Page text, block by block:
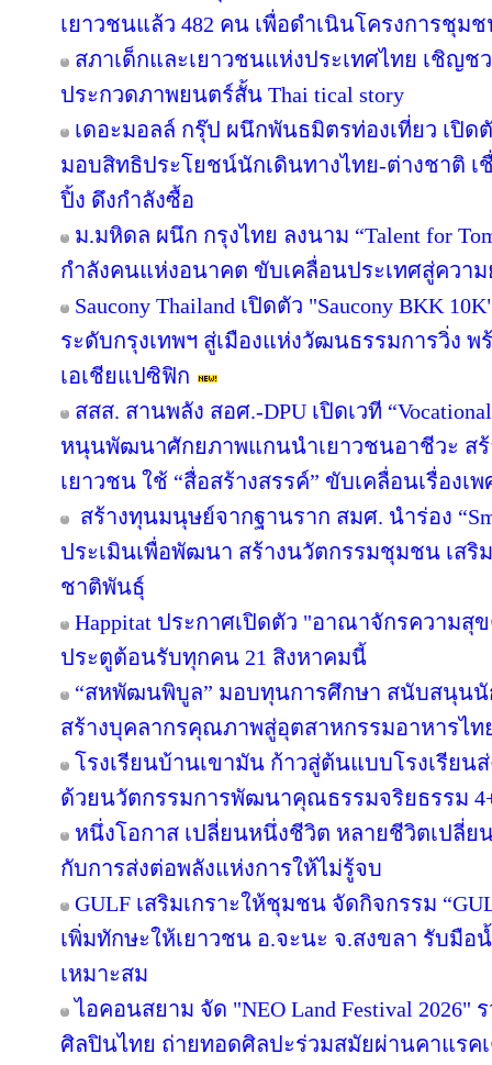
เยาวชนแล้ว 482 คน เพื่อดำเนินโครงการชุมช
สภาเด็กและเยาวชนแห่งประเทศไทย เชิญช
ประกวดภาพยนตร์สั้น Thai tical story
เดอะมอลล์ กรุ๊ป ผนึกพันธมิตรท่องเที่ยว เปิดตั
มอบสิทธิประโยชน์นักเดินทางไทย-ต่างชาติ เ
ปิ้ง ดึงกำลังซื้อ
ม.มหิดล ผนึก กรุงไทย ลงนาม “Talent for
กำลังคนแห่งอนาคต ขับเคลื่อนประเทศสู่ควา
Saucony Thailand เปิดตัว "Saucony BKK
ระดับกรุงเทพฯ สู่เมืองแห่งวัฒนธรรมการวิ่ง พ
เอเชียแปซิฟิก
สสส. สานพลัง สอศ.-DPU เปิดเวที “Vocational
หนุนพัฒนาศักยภาพแกนนำเยาวชนอาชีวะ ส
เยาวชน ใช้ “สื่อสร้างสรรค์” ขับเคลื่อนเรื่องเ
สร้างทุนมนุษย์จากฐานราก สมศ. นำร่อง
ประเมินเพื่อพัฒนา สร้างนวัตกรรมชุมชน เส
ชาติพันธุ์
Happitat ประกาศเปิดตัว "อาณาจักรความ
ประตูต้อนรับทุกคน 21 สิงหาคมนี้
“สหพัฒนพิบูล” มอบทุนการศึกษา สนับสนุนนั
สร้างบุคลากรคุณภาพสู่อุตสาหกรรมอาหารไท
โรงเรียนบ้านเขามัน ก้าวสู่ต้นแบบโรงเรียน
ด้วยนวัตกรรมการพัฒนาคุณธรรมจริยธรรม
หนึ่งโอกาส เปลี่ยนหนึ่งชีวิต หลายชีวิตเปลี่ย
กับการส่งต่อพลังแห่งการให้ไม่รู้จบ
GULF เสริมเกราะให้ชุมชน จัดกิจกรรม
เพิ่มทักษะให้เยาวชน อ.จะนะ จ.สงขลา รับมือ
เหมาะสม
ไอคอนสยาม จัด "NEO Land Festival 2026"
ศิลปินไทย ถ่ายทอดศิลปะร่วมสมัยผ่านคาแรค